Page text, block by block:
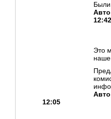
12:42
Это
12:05